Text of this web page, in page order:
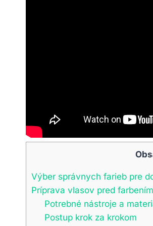
Výber správnych farieb pre
Príprava vlasov pred
Potrebné nástroje a
Postup krok za krokom